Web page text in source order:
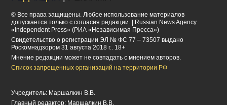
© Все права защищены. Любое использование материалов
допускается только с согласия редакции. | Russian News Agency
«Independent Press» (РИА «Независимая Пресса»)
Cвидетельство о регистрации ЭЛ № ФС 77 – 73507 выдано
Роскомнадзором 31 августа 2018 г.. 18+
Мнение редакции может не совпадать с мнением авторов.
Список запрещенных организаций на территории РФ
Учредитель: Маршалкин В.В.
Главный редактор: Маршалкин В.В.